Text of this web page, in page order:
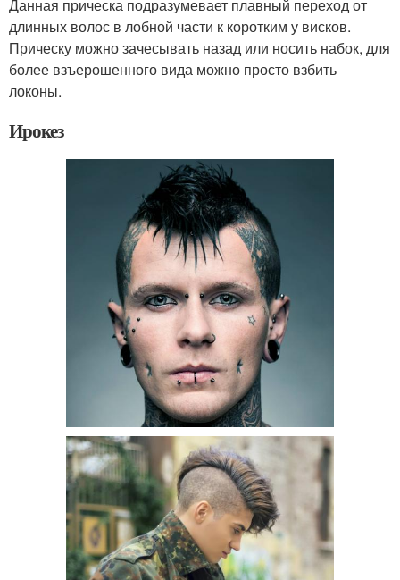
Данная прическа подразумевает плавный переход от
длинных волос в лобной части к коротким у висков.
Прическу можно зачесывать назад или носить набок, для
более взъерошенного вида можно просто взбить
локоны.
Ирокез